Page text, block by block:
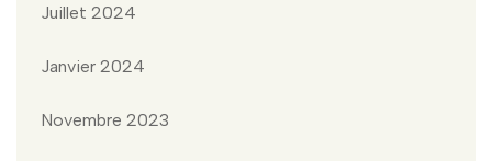
Juillet 2024
Janvier 2024
Novembre 2023